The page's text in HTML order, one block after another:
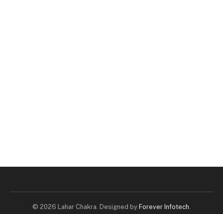
© 2026 Lahar Chakra. Designed by Forever Infotech